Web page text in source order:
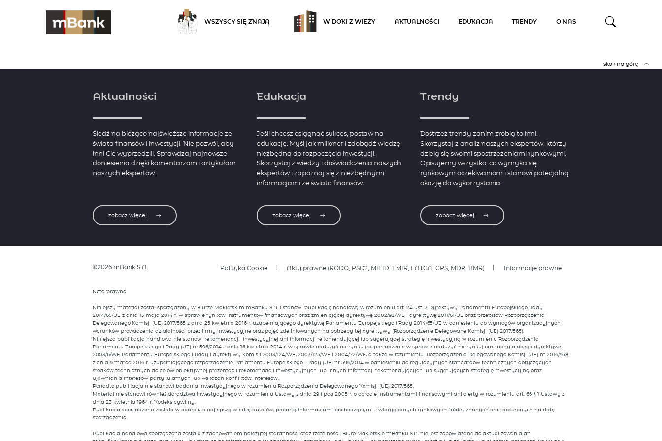
WSZYSCY SIĘ ZNAJĄ WIDOKI Z WIEŻY AKTUALNOŚCI EDUKACJA TRENDY O NAS
skok na górę
Aktualności
Śledź na bieżąco najświeższe informacje ze
świata finansów i inwestycji. Nie pozwól, aby
inni Cię wyprzedzili. Sprawdzaj najnowsze
doniesienia dzięki komentarzom i artykułom
naszych ekspertów.
zobacz więcej
Edukacja
Jeśli chcesz osiągnąć sukces, postaw na
edukację. Myśl jak milioner i zdobądź wiedzę
niezbędną do rozpoczęcia inwestycji.
Skorzystaj z wiedzy i doświadczenia naszych
ekspertów i zapoznaj się z niezbędnymi
informacjami ze świata finansów.
zobacz więcej
Trendy
Dostrzeż trendy zanim zrobią to inni.
Skorzystaj z analiz naszych ekspertów, którzy
dzielą się swoimi spostrzeżeniami rynkowymi.
Opisujemy wszystko, co wymyka się
rynkowym oczekiwaniom i stanowi potecjalną
okazję do wykorzystania.
zobacz więcej
©2026 mBank S.A. Polityka Cookie Akty prawne (RODO, PSD2, MIFID, EMIR, FATCA, CRS, MDR, BMR) Informacje prawne
Nota prawna
Niniejszy materiał został sporządzony w Biurze Maklerskim mBanku S.A. i stanowi publikację handlową w rozumieniu art. 24 ust. 3 Dyrektywy Parlamentu Europejskiego Rady
2014/65/UE z dnia 15 maja 2014 r. w sprawie rynków instrumentów finansowych oraz zmieniającej dyrektywę 2002/92/WE i dyrektywę 2011/61/UE oraz przepisów Rozporządzenia
Delegowanego Komisji (UE) 2017/565 z dnia 25 kwietnia 2016 r. uzupełniającego dyrektywę Parlamentu Europejskiego i Rady 2014/65/UE w odniesieniu do wymogów organizacyjnych i
warunków prowadzenia działalności przez firmy inwestycyjne oraz pojęć zdefiniowanych na potrzeby tej dyrektywy (Rozporządzenie Delegowane Komisji (UE) 2017/565).
Niniejsza publikacja handlowa nie stanowi rekomendacji inwestycyjnej ani informacji rekomendującej lub sugerującej strategię inwestycyjną w rozumieniu Rozporządzenia
Parlamentu Europejskiego i Rady (UE) nr 596/2014 z dnia 16 kwietnia 2014 r. w sprawie nadużyć na rynku (rozporządzenie w sprawie nadużyć na rynku) oraz uchylającego dyrektywę
2003/6/WE Parlamentu Europejskiego i Rady i dyrektywy Komisji 2003/124/WE, 2003/125/WE i 2004/72/WE, a także w rozumieniu Rozporządzenia Delegowanego Komisji (UE) nr 2016/958
z dnia 9 marca 2016 r. uzupełniającego rozporządzenie Parlamentu Europejskiego i Rady (UE) nr 596/2014 w odniesieniu do regulacyjnych standardów technicznych dotyczących
środków technicznych do celów obiektywnej prezentacji rekomendacji inwestycyjnych lub innych informacji rekomendujących lub sugerujących strategię inwestycyjną oraz
ujawniania interesów partykularnych lub wskazań konfliktów interesów.
Ponadto publikacja nie stanowi badania inwestycyjnego w rozumieniu Rozporządzenia Delegowanego Komisji (UE) 2017/565.
Materiał nie stanowi również doradztwa inwestycyjnego w rozumieniu Ustawy z dnia 29 lipca 2005 r. o obrocie instrumentami finansowymi ani oferty w rozumieniu art. 66 § 1 Ustawy z
dnia 23 kwietnia 1964 r. Kodeks cywilny.
Publikacja sporządzona została w oparciu o najlepszą wiedzę autorów, popartą informacjami pochodzącymi z wiarygodnych rynkowych źródeł, znanych oraz dostępnych na datę
sporządzenia.
Publikacja handlowa sporządzona została z zachowaniem należytej staranności oraz rzetelności. Biuro Maklerskie mBanku S.A. nie jest zobowiązane do aktualizowania ani